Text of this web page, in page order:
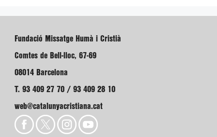
Fundació Missatge Humà i Cristià
Comtes de Bell-lloc, 67-69
08014 Barcelona
T. 93 409 27 70 / 93 409 28 10
web@catalunyacristiana.cat